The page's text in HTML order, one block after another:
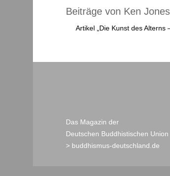
Beiträge von Ken Jones
Artikel „Die Kunst des
Das Magazin der
Deutschen Buddhistischen Union
> buddhismus-deutschland.de